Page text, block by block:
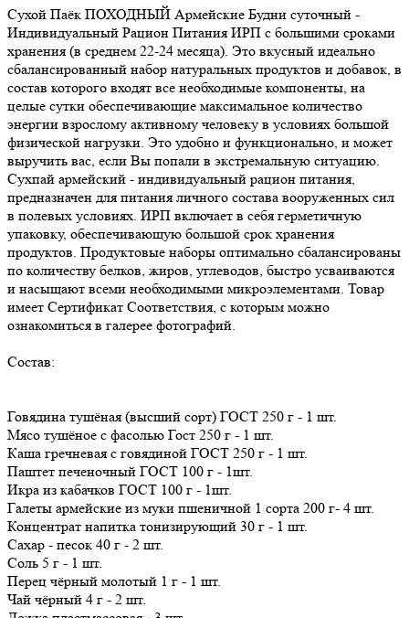
Сухой Паёк ПОХОДНЫЙ Армейские Будни суточный -
Индивидуальный Рацион Питания ИРП с большими сроками
хранения (в среднем 22-24 месяца). Это вкусный идеально
сбалансированный набор натуральных продуктов и добавок, в
состав которого входят все необходимые компоненты, на
целые сутки обеспечивающие максимальное количество
энергии взрослому активному человеку в условиях большой
физической нагрузки. Это удобно и функционально, и может
выручить вас, если Вы попали в экстремальную ситуацию.
Сухпай армейский - индивидуальный рацион питания,
предназначен для питания личного состава вооруженных сил
в полевых условиях. ИРП включает в себя герметичную
упаковку, обеспечивающую большой срок хранения
продуктов. Продуктовые наборы оптимально сбалансированы
по количеству белков, жиров, углеводов, быстро усваиваются
и насыщают всеми необходимыми микроэлементами. Товар
имеет Сертификат Соответствия, с которым можно
ознакомиться в галерее фотографий.
Состав:
Говядина тушёная (высший сорт) ГОСТ 250 г - 1 шт.
Мясо тушёное с фасолью Гост 250 г - 1 шт.
Каша гречневая с говядиной ГОСТ 250 г - 1 шт.
Паштет печеночный ГОСТ 100 г - 1шт.
Икра из кабачков ГОСТ 100 г - 1шт.
Галеты армейские из муки пшеничной 1 сорта 200 г- 4 шт.
Концентрат напитка тонизирующий 30 г - 1 шт.
Сахар - песок 40 г - 2 шт.
Соль 5 г - 1 шт.
Перец чёрный молотый 1 г - 1 шт.
Чай чёрный 4 г - 2 шт.